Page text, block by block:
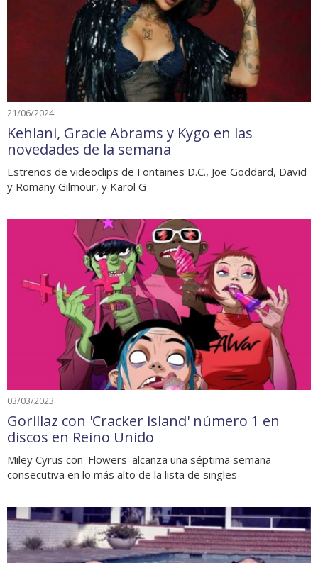
21/06/2024
Kehlani, Gracie Abrams y Kygo en las
novedades de la semana
Estrenos de videoclips de Fontaines D.C., Joe Goddard, David
y Romany Gilmour, y Karol G
03/03/2023
Gorillaz con 'Cracker island' número 1 en
discos en Reino Unido
Miley Cyrus con 'Flowers' alcanza una séptima semana
consecutiva en lo más alto de la lista de singles